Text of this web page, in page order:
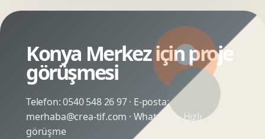
Konya Merkez için proje
görüşmesi
Telefon:0540 548 26 97· E-posta:
merhaba@crea-tif.com · WhatsApp:Hızlı
görüşme